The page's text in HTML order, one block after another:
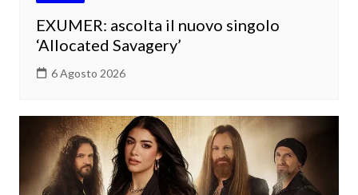
EXUMER: ascolta il nuovo singolo
‘Allocated Savagery’
6 Agosto 2026